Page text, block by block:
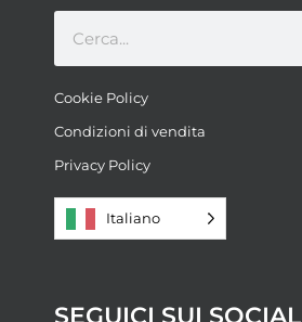
Cookie Policy
Condizioni di vendita
Privacy Policy
Italiano
SEGUICI SUI SOCIAL